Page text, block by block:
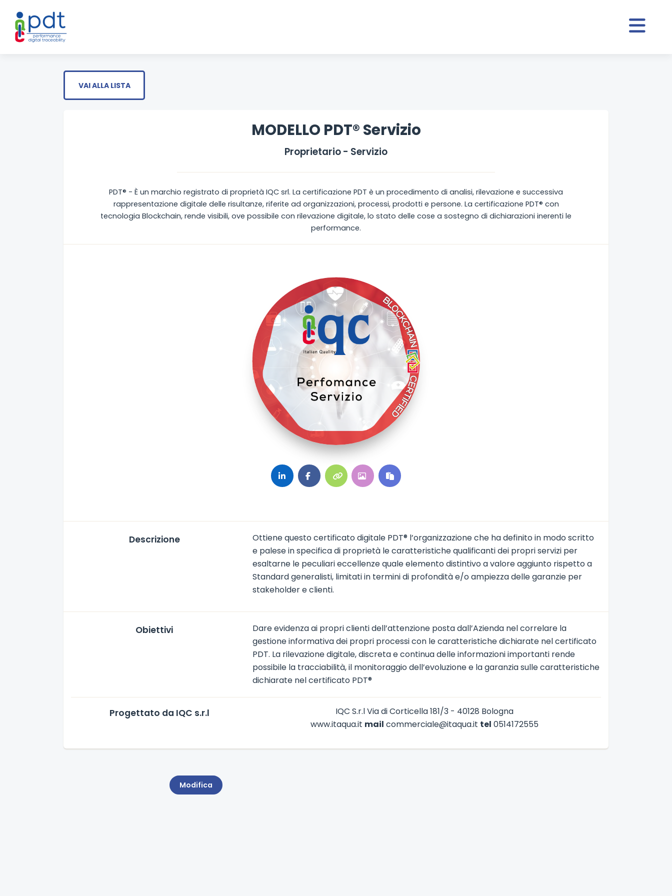
VAI ALLA LISTA
MODELLO PDT® Servizio
Proprietario - Servizio
PDT® - È un marchio registrato di proprietà IQC srl. La certificazione PDT è un procedimento di analisi, rilevazione e successiva
rappresentazione digitale delle risultanze, riferite ad organizzazioni, processi, prodotti e persone. La certificazione PDT® con
tecnologia Blockchain, rende visibili, ove possibile con rilevazione digitale, lo stato delle cose a sostegno di dichiarazioni inerenti le
performance.
Descrizione
Ottiene questo certificato digitale PDT® l’organizzazione che ha definito in modo scritto
e palese in specifica di proprietà le caratteristiche qualificanti dei propri servizi per
esaltarne le peculiari eccellenze quale elemento distintivo a valore aggiunto rispetto a
Standard generalisti, limitati in termini di profondità e/o ampiezza delle garanzie per
stakeholder e clienti.
Obiettivi
Dare evidenza ai propri clienti dell’attenzione posta dall’Azienda nel correlare la
gestione informativa dei propri processi con le caratteristiche dichiarate nel certificato
PDT. La rilevazione digitale, discreta e continua delle informazioni importanti rende
possibile la tracciabilità, il monitoraggio dell’evoluzione e la garanzia sulle caratteristiche
dichiarate nel certificato PDT®
Progettato da IQC s.r.l
IQC S.r.l Via di Corticella 181/3 - 40128 Bologna
www.itaqua.it mail commerciale@itaqua.it tel 0514172555
Modifica